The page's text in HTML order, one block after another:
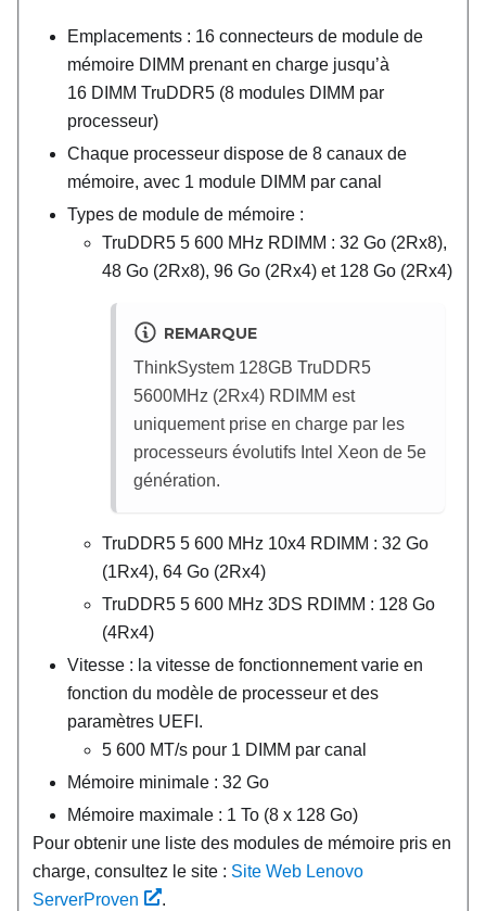
Emplacements : 16 connecteurs de module de
mémoire DIMM prenant en charge jusqu’à
16 DIMM TruDDR5 (8 modules DIMM par
processeur)
Chaque processeur dispose de 8 canaux de
mémoire, avec 1 module DIMM par canal
Types de module de mémoire :
TruDDR5 5 600 MHz RDIMM : 32 Go (2Rx8),
48 Go (2Rx8), 96 Go (2Rx4) et 128 Go (2Rx4)
REMARQUE
ThinkSystem 128GB TruDDR5
5600MHz (2Rx4) RDIMM est
uniquement prise en charge par les
processeurs évolutifs Intel Xeon de 5e
génération.
TruDDR5 5 600 MHz 10x4 RDIMM : 32 Go
(1Rx4), 64 Go (2Rx4)
TruDDR5 5 600 MHz 3DS RDIMM : 128 Go
(4Rx4)
Vitesse : la vitesse de fonctionnement varie en
fonction du modèle de processeur et des
paramètres UEFI.
5 600 MT/s pour 1 DIMM par canal
Mémoire minimale : 32 Go
Mémoire maximale : 1 To (8 x 128 Go)
Pour obtenir une liste des modules de mémoire pris en
charge, consultez le site : Site Web Lenovo
ServerProven
.